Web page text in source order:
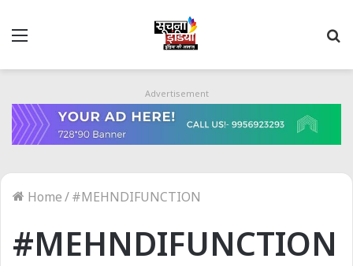
Advertisement
Home/#MEHNDIFUNCTION
#MEHNDIFUNCTION